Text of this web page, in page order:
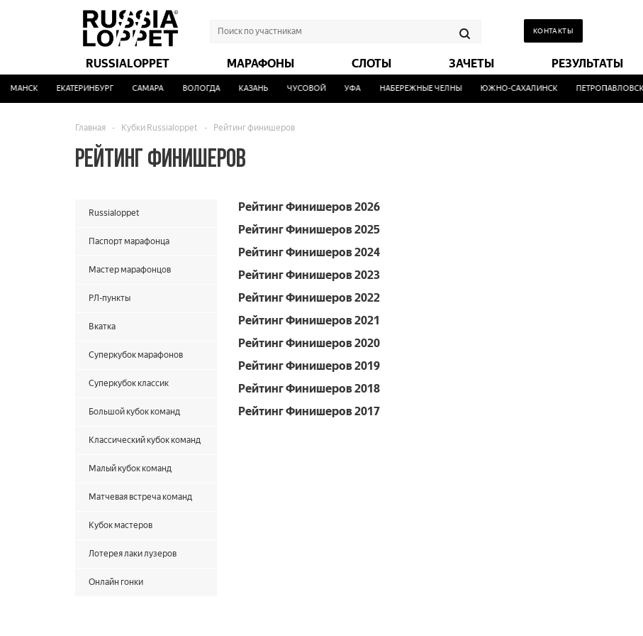
КОНТАКТЫ
RUSSIALOPPET МАРАФОНЫ СЛОТЫ ЗАЧЕТЫ РЕЗУЛЬТАТЫ
ЕКАТЕРИНБУРГ САМАРА ВОЛОГДА КАЗАНЬ ЧУСОВОЙ УФА НАБЕРЕЖНЫЕ ЧЕЛНЫ ЮЖНО-САХАЛИНСК
Главная - Кубки Russialoppet - Рейтинг финишеров
РЕЙТИНГ ФИНИШЕРОВ
Russialoppet
Паспорт марафонца
Мастер марафонцов
РЛ-пункты
Вкатка
Суперкубок марафонов
Суперкубок классик
Большой кубок команд
Классический кубок команд
Малый кубок команд
Матчевая встреча команд
Кубок мастеров
Лотерея лаки лузеров
Онлайн гонки
Рейтинг Финишеров 2026
Рейтинг Финишеров 2025
Рейтинг Финишеров 2024
Рейтинг Финишеров 2023
Рейтинг Финишеров 2022
Рейтинг Финишеров 2021
Рейтинг Финишеров 2020
Рейтинг Финишеров 2019
Рейтинг Финишеров 2018
Рейтинг Финишеров 2017